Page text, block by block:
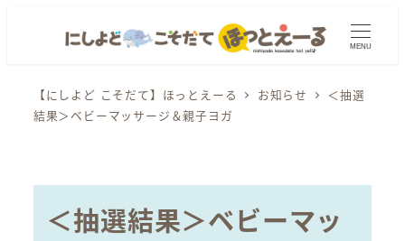
MENU
【にしよど こそだて】ほっとえーる お知らせ
＜抽選
結果＞ベビーマッサージ＆親子ヨガ
＜抽選結果＞ベビーマッ